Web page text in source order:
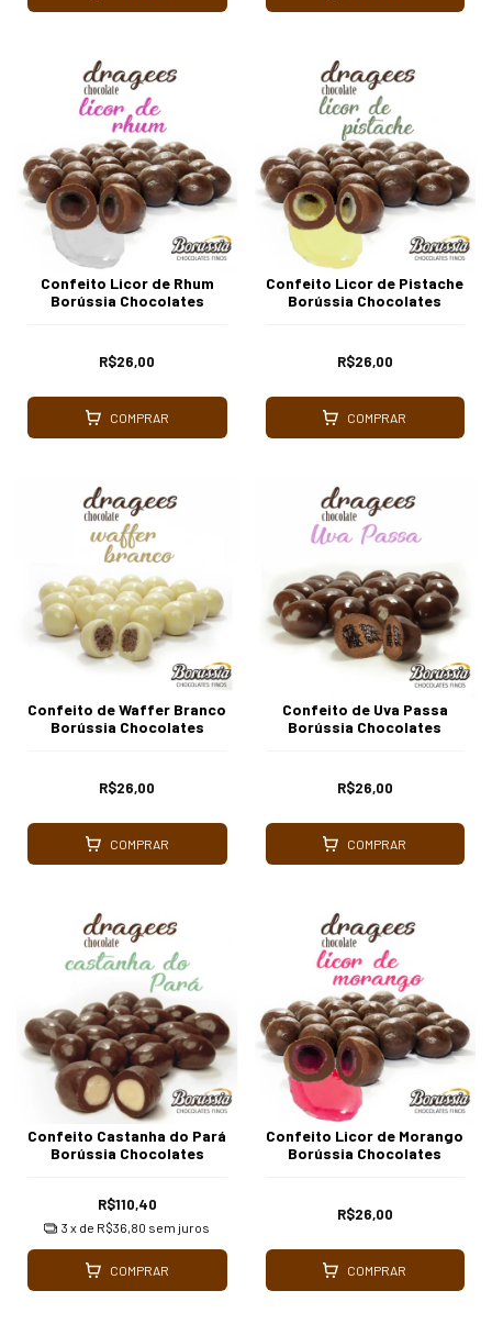
Confeito Licor de Rhum
Borússia Chocolates
R$26,00
COMPRAR
Confeito Licor de Pistache
Borússia Chocolates
R$26,00
COMPRAR
Confeito de Waffer Branco
Borússia Chocolates
R$26,00
COMPRAR
Confeito de Uva Passa
Borússia Chocolates
R$26,00
COMPRAR
Confeito Castanha do Pará
Borússia Chocolates
R$110,40
3 x de R$36,80 sem juros
COMPRAR
Confeito Licor de Morango
Borússia Chocolates
R$26,00
COMPRAR